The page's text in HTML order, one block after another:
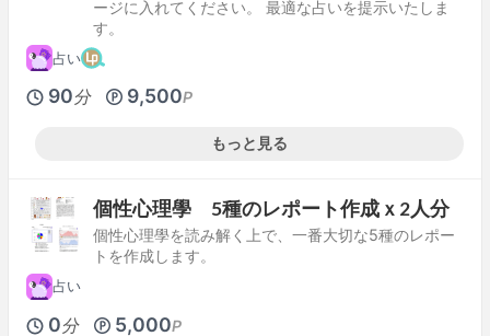
ージに入れてください。 最適な占いを提示いたしま
す。
占い
90分 9,500P
もっと見る
個性心理學 5種のレポート作成ｘ2人分
個性心理學を読み解く上で、一番大切な5種のレポー
トを作成します。
占い
0分 5,000P